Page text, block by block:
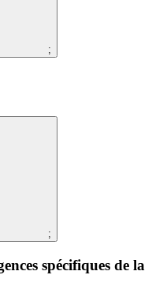
;
;
spécifiques de la